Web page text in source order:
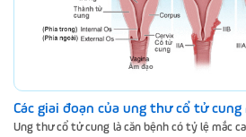
Các giai đoạn của ung thư cổ tử
Ung thư cổ tử cung là căn bệnh có tỷ lệ mắc